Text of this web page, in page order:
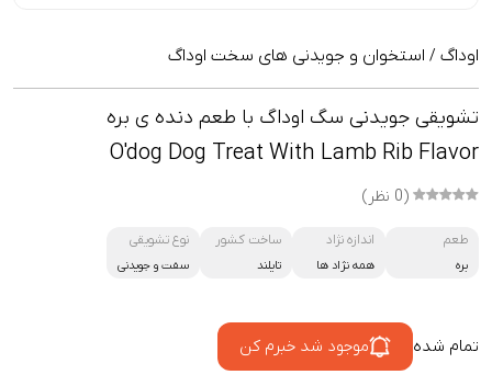
اوداگ / استخوان و جویدنی های سخت اوداگ
تشویقی جویدنی سگ اوداگ با طعم دنده ی بره
O'dog Dog Treat With Lamb Rib Flavor
(0 نظر)
طعم
بره
اندازه نژاد
همه نژاد ها
ساخت کشور
تایلند
نوع تشویقی
سفت و جویدنی
تمام شده موجود شد خبرم کن